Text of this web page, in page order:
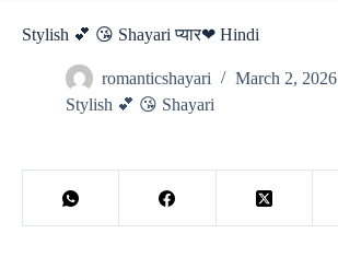
Stylish 💕 😘 Shayari प्यार❤ Hindi
romanticshayari
March 2, 2026
Stylish 💕 😘 Shayari